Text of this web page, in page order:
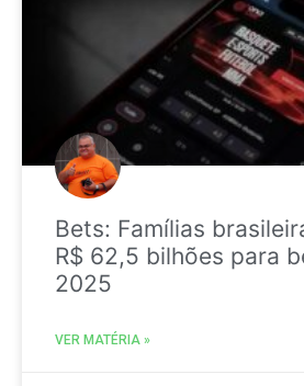
Bets: Famílias
R$ 62,5 bilhões para
2025
VER MATÉRIA »